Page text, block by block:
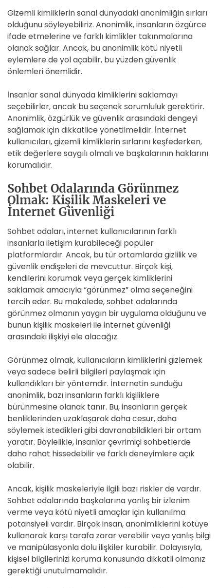
Gizemli kimliklerin sanal dünyadaki anonimliğin sırları
olduğunu söyleyebiliriz. Anonimlik, insanların özgürce
ifade etmelerine ve farklı kimlikler takınmalarına
olanak sağlar. Ancak, bu anonimlik kötü niyetli
eylemlere de yol açabilir, bu yüzden güvenlik
önlemleri önemlidir.
İnsanlar sanal dünyada kimliklerini saklamayı
seçebilirler, ancak bu seçenek sorumluluk gerektirir.
Anonimlik, özgürlük ve güvenlik arasındaki dengeyi
sağlamak için dikkatlice yönetilmelidir. İnternet
kullanıcıları, gizemli kimliklerin sırlarını keşfederken,
etik değerlere saygılı olmalı ve başkalarının haklarını
korumalıdır.
Sohbet Odalarında Görünmez
Olmak: Kişilik Maskeleri ve
İnternet Güvenliği
Sohbet odaları, internet kullanıcılarının farklı
insanlarla iletişim kurabileceği popüler
platformlardır. Ancak, bu tür ortamlarda gizlilik ve
güvenlik endişeleri de mevcuttur. Birçok kişi,
kendilerini korumak veya gerçek kimliklerini
saklamak amacıyla “görünmez” olma seçeneğini
tercih eder. Bu makalede, sohbet odalarında
görünmez olmanın yaygın bir uygulama olduğunu ve
bunun kişilik maskeleri ile internet güvenliği
arasındaki ilişkiyi ele alacağız.
Görünmez olmak, kullanıcıların kimliklerini gizlemek
veya sadece belirli bilgileri paylaşmak için
kullandıkları bir yöntemdir. İnternetin sunduğu
anonimlik, bazı insanların farklı kişiliklere
bürünmesine olanak tanır. Bu, insanların gerçek
benliklerinden uzaklaşarak daha cesur, daha
söylemek istedikleri gibi davranabildikleri bir ortam
yaratır. Böylelikle, insanlar çevrimiçi sohbetlerde
daha rahat hissedebilir ve farklı deneyimlere açık
olabilir.
Ancak, kişilik maskeleriyle ilgili bazı riskler de vardır.
Sohbet odalarında başkalarına yanlış bir izlenim
verme veya kötü niyetli amaçlar için kullanılma
potansiyeli vardır. Birçok insan, anonimliklerini kötüye
kullanarak karşı tarafa zarar verebilir veya yanlış bilgi
ve manipülasyonla dolu ilişkiler kurabilir. Dolayısıyla,
kişisel bilgilerinizi koruma konusunda dikkatli olmanız
gerektiği unutulmamalıdır.